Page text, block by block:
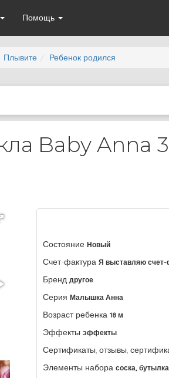
Помощь
Плывите Ребенок родился
Baby Anna
Состояние Новый
Счет-фактура Я выставляю
Бренд другое
Серия Малышка Анна
Возраст ребенка 18 м
Эффекты эффекты
Сертификаты, отзывы,
Элементы набора соска, бутылка